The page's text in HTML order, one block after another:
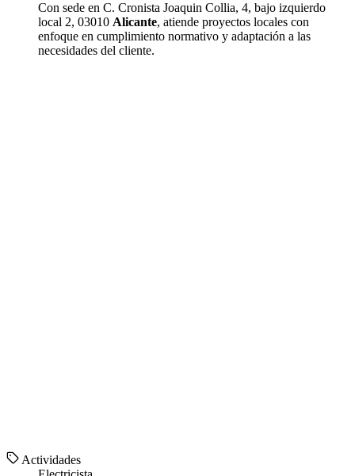
Con sede en C. Cronista Joaquin Collia, 4, bajo izquierdo
local 2, 03010 Alicante, atiende proyectos locales con
enfoque en cumplimiento normativo y adaptación a las
necesidades del cliente.
Actividades